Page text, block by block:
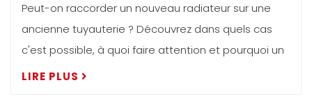
Peut-on raccorder un nouveau radiateur sur une
ancienne tuyauterie ? Découvrez dans quels cas
c'est possible, à quoi faire attention et pourquoi un
...LIRE PLUS